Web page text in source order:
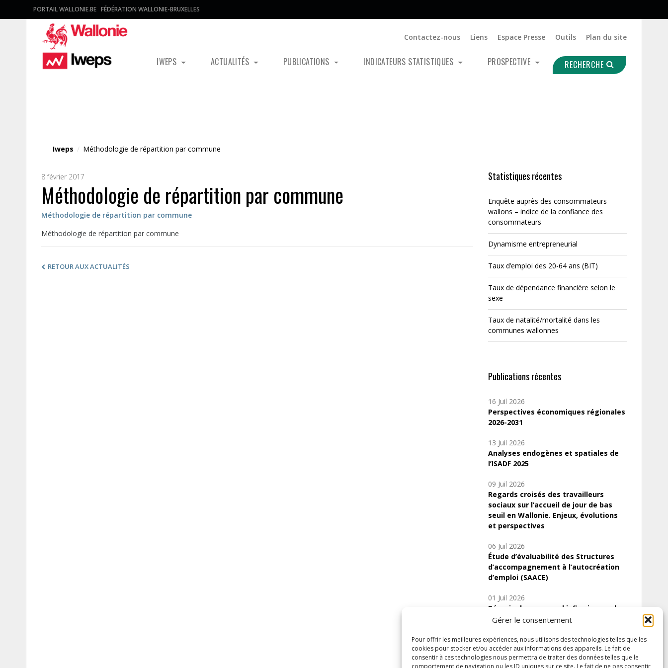
Gérer le consentement
Pour offrir les meilleures expériences, nous utilisons des technologies telles que les
cookies pour stocker et/ou accéder aux informations des appareils. Le fait de
consentir à ces technologies nous permettra de traiter des données telles que le
comportement de navigation ou les ID uniques sur ce site. Le fait de ne pas consentir
PORTAIL WALLONIE.BE FÉDÉRATION WALLONIE-BRUXELLES
Contactez-nous Liens Espace Presse Outils Plan du site
IWEPS ACTUALITÉS PUBLICATIONS INDICATEURS STATISTIQUES PROSPECTIVE RECHERCHE
Iweps / Méthodologie de répartition par commune
8 février 2017
Méthodologie de répartition par commune
Méthodologie de répartition par commune
Méthodologie de répartition par commune
RETOUR AUX ACTUALITÉS
Statistiques récentes
Enquête auprès des consommateurs
wallons – indice de la confiance des
consommateurs
Dynamisme entrepreneurial
Taux d’emploi des 20-64 ans (BIT)
Taux de dépendance financière selon le
sexe
Taux de natalité/mortalité dans les
communes wallonnes
Publications récentes
16 Juil 2026
Perspectives économiques régionales
2026-2031
13 Juil 2026
Analyses endogènes et spatiales de
l’ISADF 2025
09 Juil 2026
Regards croisés des travailleurs
sociaux sur l’accueil de jour de bas
seuil en Wallonie. Enjeux, évolutions
et perspectives
06 Juil 2026
Étude d’évaluabilité des Structures
d’accompagnement à l’autocréation
d’emploi (SAACE)
01 Juil 2026
Pénurie du personnel infirmier :quels
indicateurs d’offre de soins pour